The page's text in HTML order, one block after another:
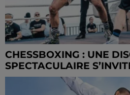
CHESSBOXING : UNE
SPECTACULAIRE